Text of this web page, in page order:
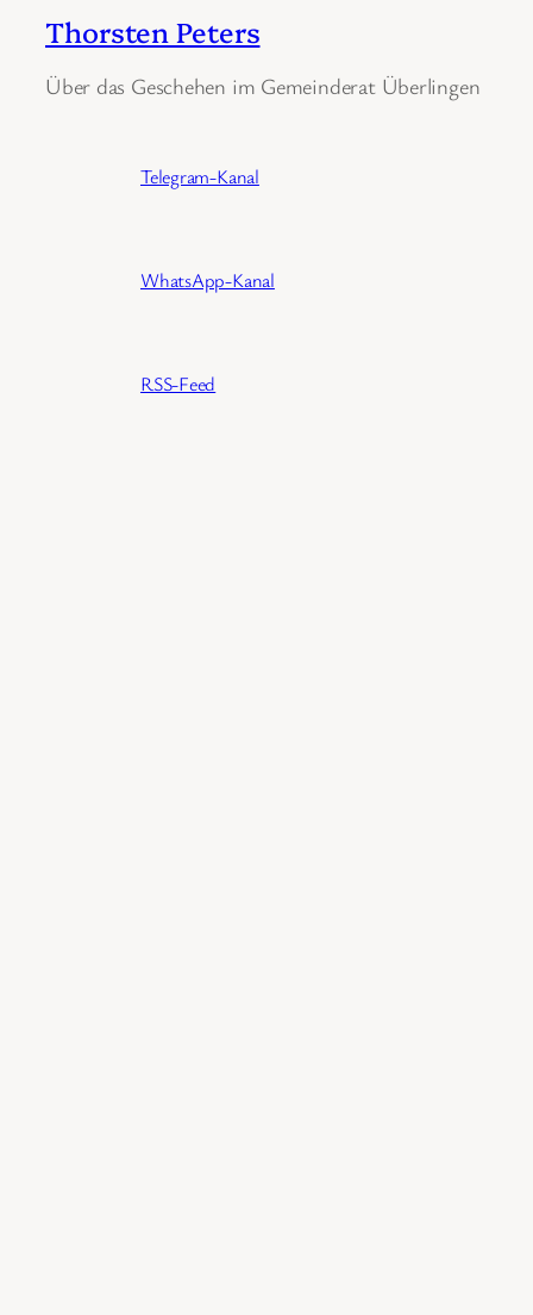
Thorsten Peters
Über das Geschehen im Gemeinderat Überlingen
Telegram-Kanal
WhatsApp-Kanal
RSS-Feed